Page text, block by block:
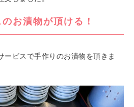
お漬物が頂ける！
ービスで手作りのお漬物を頂きま